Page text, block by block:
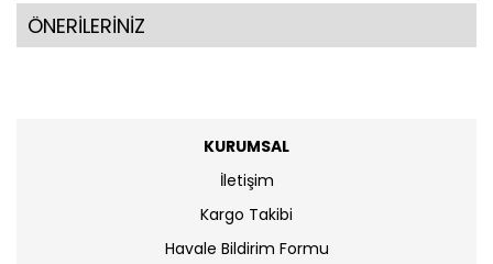
ÖNERİLERİNİZ
KURUMSAL
İletişim
Kargo Takibi
Havale Bildirim Formu